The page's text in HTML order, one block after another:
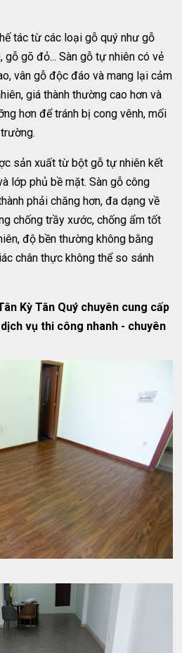
tác từ các loại gỗ quý như gỗ
gỗ gõ đỏ... Sàn gỗ tự nhiên có vẻ
vân gỗ độc đáo và mang lại cảm
giá thành thường cao hơn và
hơn để tránh bị cong vênh, mối
sản xuất từ bột gỗ tự nhiên kết
lớp phủ bề mặt. Sàn gỗ công
phải chăng hơn, đa dạng về
chống trầy xước, chống ẩm tốt
độ bền thường không bằng
chân thực không thể so sánh
Kỳ Tân Quý chuyên cung cấp
vụ thi công nhanh - chuyên